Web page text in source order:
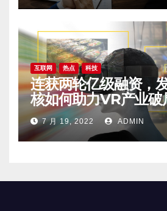
互联网 热点 科技
连获两轮亿级融资，
核如何助力VR产业破
7 月 19, 2022 ADMIN